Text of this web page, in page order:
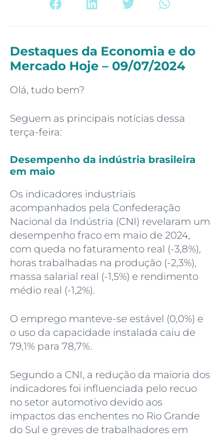
Destaques da Economia e do
Mercado Hoje – 09/07/2024
Olá, tudo bem?
Seguem as principais notícias dessa
terça-feira:
Desempenho da indústria brasileira
em maio
Os indicadores industriais
acompanhados pela Confederação
Nacional da Indústria (CNI) revelaram um
desempenho fraco em maio de 2024,
com queda no faturamento real (-3,8%),
horas trabalhadas na produção (-2,3%),
massa salarial real (-1,5%) e rendimento
médio real (-1,2%).
O emprego manteve-se estável (0,0%) e
o uso da capacidade instalada caiu de
79,1% para 78,7%.
Segundo a CNI, a redução da maioria dos
indicadores foi influenciada pelo recuo
no setor automotivo devido aos
impactos das enchentes no Rio Grande
do Sul e greves de trabalhadores em